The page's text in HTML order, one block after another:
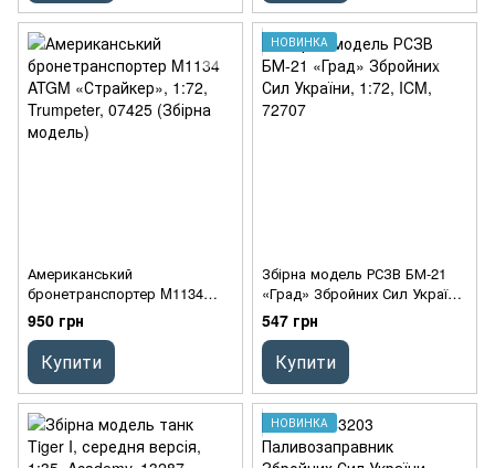
Американський
бронетранспортер M1134
ATGM «Страйкер», 1:72,
Trumpeter, 07425 (Збірна
модель)
950 грн
Купити
НОВИНКА
Збірна модель РСЗВ БМ-21
«Град» Збройних Сил України,
1:72, ICM, 72707
547 грн
Купити
НОВИНКА